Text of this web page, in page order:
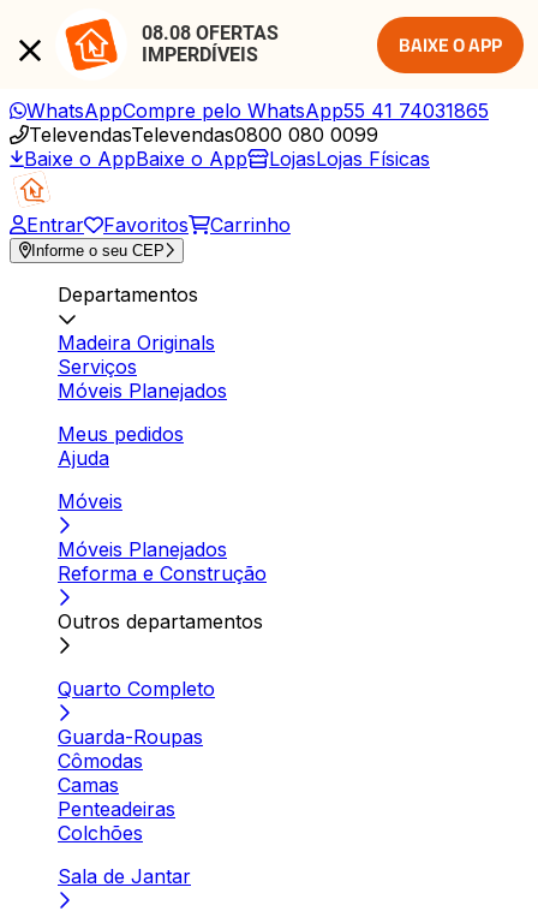
08.08 OFERTAS
IMPERDÍVEIS
BAIXE O APP
WhatsAppCompre pelo WhatsApp55 41 74031865
TelevendasTelevendas0800 080 0099
Baixe o AppBaixe o App LojasLojas Físicas
Entrar Favoritos Carrinho
Informe o seu CEP
Departamentos
Madeira Originals
Serviços
Móveis Planejados
Meus pedidos
Ajuda
Móveis
Móveis Planejados
Reforma e Construção
Outros departamentos
Quarto Completo
Guarda-Roupas
Cômodas
Camas
Penteadeiras
Colchões
Sala de Jantar